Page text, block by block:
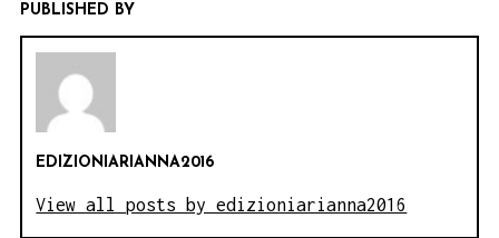
PUBLISHED BY
EDIZIONIARIANNA2016
View all posts by edizioniarianna2016